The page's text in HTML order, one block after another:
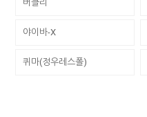
버클리
야이바-X
퀴마(정우레스폴)